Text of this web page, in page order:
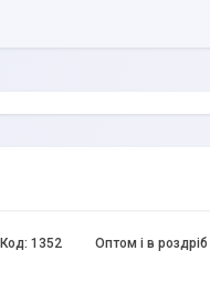
Оптом і в роздріб
Код: 1352